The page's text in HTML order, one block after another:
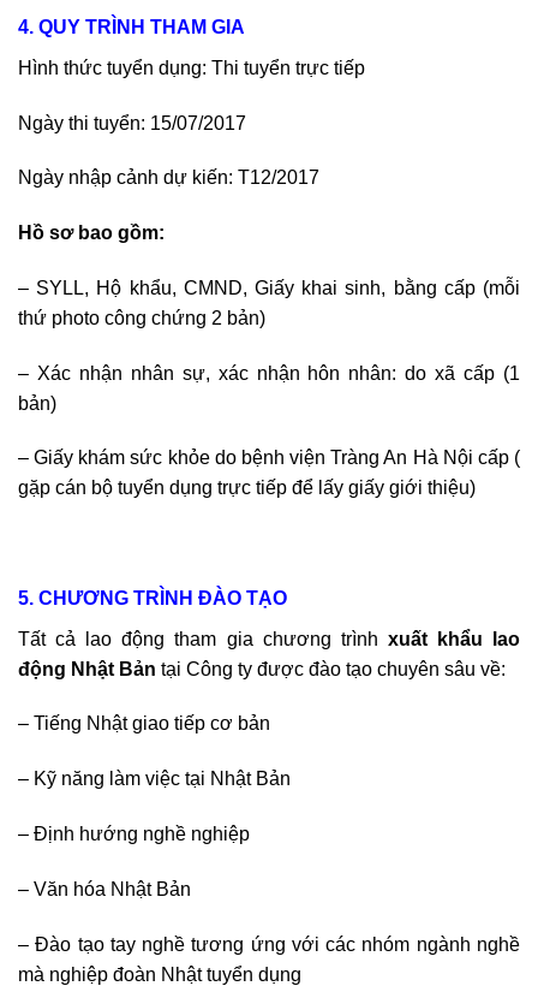
4. QUY TRÌNH THAM GIA
Hình thức tuyển dụng: Thi tuyển trực tiếp
Ngày thi tuyển: 15/07/2017
Ngày nhập cảnh dự kiến: T12/2017
Hồ sơ bao gồm:
– SYLL, Hộ khẩu, CMND, Giấy khai sinh, bằng cấp (mỗi
thứ photo công chứng 2 bản)
– Xác nhận nhân sự, xác nhận hôn nhân: do xã cấp (1
bản)
– Giấy khám sức khỏe do bệnh viện Tràng An Hà Nội cấp (
gặp cán bộ tuyển dụng trực tiếp để lấy giấy giới thiệu)
5. CHƯƠNG TRÌNH ĐÀO TẠO
Tất cả lao động tham gia chương trình xuất khẩu lao
động Nhật Bản tại Công ty được đào tạo chuyên sâu về:
– Tiếng Nhật giao tiếp cơ bản
– Kỹ năng làm việc tại Nhật Bản
– Định hướng nghề nghiệp
– Văn hóa Nhật Bản
– Đào tạo tay nghề tương ứng với các nhóm ngành nghề
mà nghiệp đoàn Nhật tuyển dụng